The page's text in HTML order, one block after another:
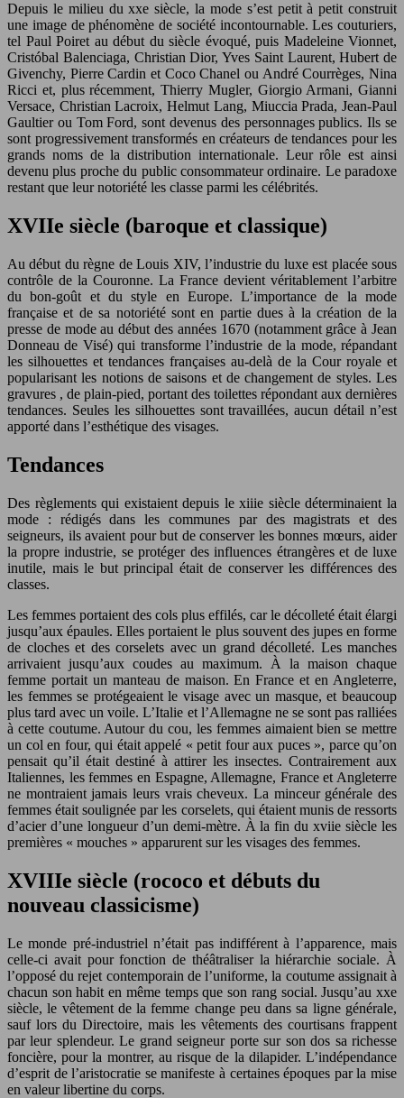
Depuis le milieu du xxe siècle, la mode s’est petit à petit construit
une image de phénomène de société incontournable. Les couturiers,
tel Paul Poiret au début du siècle évoqué, puis Madeleine Vionnet,
Cristóbal Balenciaga, Christian Dior, Yves Saint Laurent, Hubert de
Givenchy, Pierre Cardin et Coco Chanel ou André Courrèges, Nina
Ricci et, plus récemment, Thierry Mugler, Giorgio Armani, Gianni
Versace, Christian Lacroix, Helmut Lang, Miuccia Prada, Jean-Paul
Gaultier ou Tom Ford, sont devenus des personnages publics. Ils se
sont progressivement transformés en créateurs de tendances pour les
grands noms de la distribution internationale. Leur rôle est ainsi
devenu plus proche du public consommateur ordinaire. Le paradoxe
restant que leur notoriété les classe parmi les célébrités.
XVIIe siècle (baroque et classique)
Au début du règne de Louis XIV, l’industrie du luxe est placée sous
contrôle de la Couronne. La France devient véritablement l’arbitre
du bon-goût et du style en Europe. L’importance de la mode
française et de sa notoriété sont en partie dues à la création de la
presse de mode au début des années 1670 (notamment grâce à Jean
Donneau de Visé) qui transforme l’industrie de la mode, répandant
les silhouettes et tendances françaises au-delà de la Cour royale et
popularisant les notions de saisons et de changement de styles. Les
gravures , de plain-pied, portant des toilettes répondant aux dernières
tendances. Seules les silhouettes sont travaillées, aucun détail n’est
apporté dans l’esthétique des visages.
Tendances
Des règlements qui existaient depuis le xiiie siècle déterminaient la
mode : rédigés dans les communes par des magistrats et des
seigneurs, ils avaient pour but de conserver les bonnes mœurs, aider
la propre industrie, se protéger des influences étrangères et de luxe
inutile, mais le but principal était de conserver les différences des
classes.
Les femmes portaient des cols plus effilés, car le décolleté était élargi
jusqu’aux épaules. Elles portaient le plus souvent des jupes en forme
de cloches et des corselets avec un grand décolleté. Les manches
arrivaient jusqu’aux coudes au maximum. À la maison chaque
femme portait un manteau de maison. En France et en Angleterre,
les femmes se protégeaient le visage avec un masque, et beaucoup
plus tard avec un voile. L’Italie et l’Allemagne ne se sont pas ralliées
à cette coutume. Autour du cou, les femmes aimaient bien se mettre
un col en four, qui était appelé « petit four aux puces », parce qu’on
pensait qu’il était destiné à attirer les insectes. Contrairement aux
Italiennes, les femmes en Espagne, Allemagne, France et Angleterre
ne montraient jamais leurs vrais cheveux. La minceur générale des
femmes était soulignée par les corselets, qui étaient munis de ressorts
d’acier d’une longueur d’un demi-mètre. À la fin du xviie siècle les
premières « mouches » apparurent sur les visages des femmes.
XVIIIe siècle (rococo et débuts du
nouveau classicisme)
Le monde pré-industriel n’était pas indifférent à l’apparence, mais
celle-ci avait pour fonction de théâtraliser la hiérarchie sociale. À
l’opposé du rejet contemporain de l’uniforme, la coutume assignait à
chacun son habit en même temps que son rang social. Jusqu’au xxe
siècle, le vêtement de la femme change peu dans sa ligne générale,
sauf lors du Directoire, mais les vêtements des courtisans frappent
par leur splendeur. Le grand seigneur porte sur son dos sa richesse
foncière, pour la montrer, au risque de la dilapider. L’indépendance
d’esprit de l’aristocratie se manifeste à certaines époques par la mise
en valeur libertine du corps.